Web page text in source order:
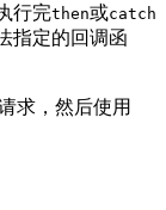
行完then或catch
指定的回调函
求，然后使用